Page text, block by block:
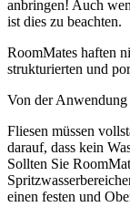
anbringen! Auch
ist dies zu beachten.
RoomMates haften
strukturierten und
Von der
Fliesen müssen
darauf, dass kein
Sollten Sie
einen festen und